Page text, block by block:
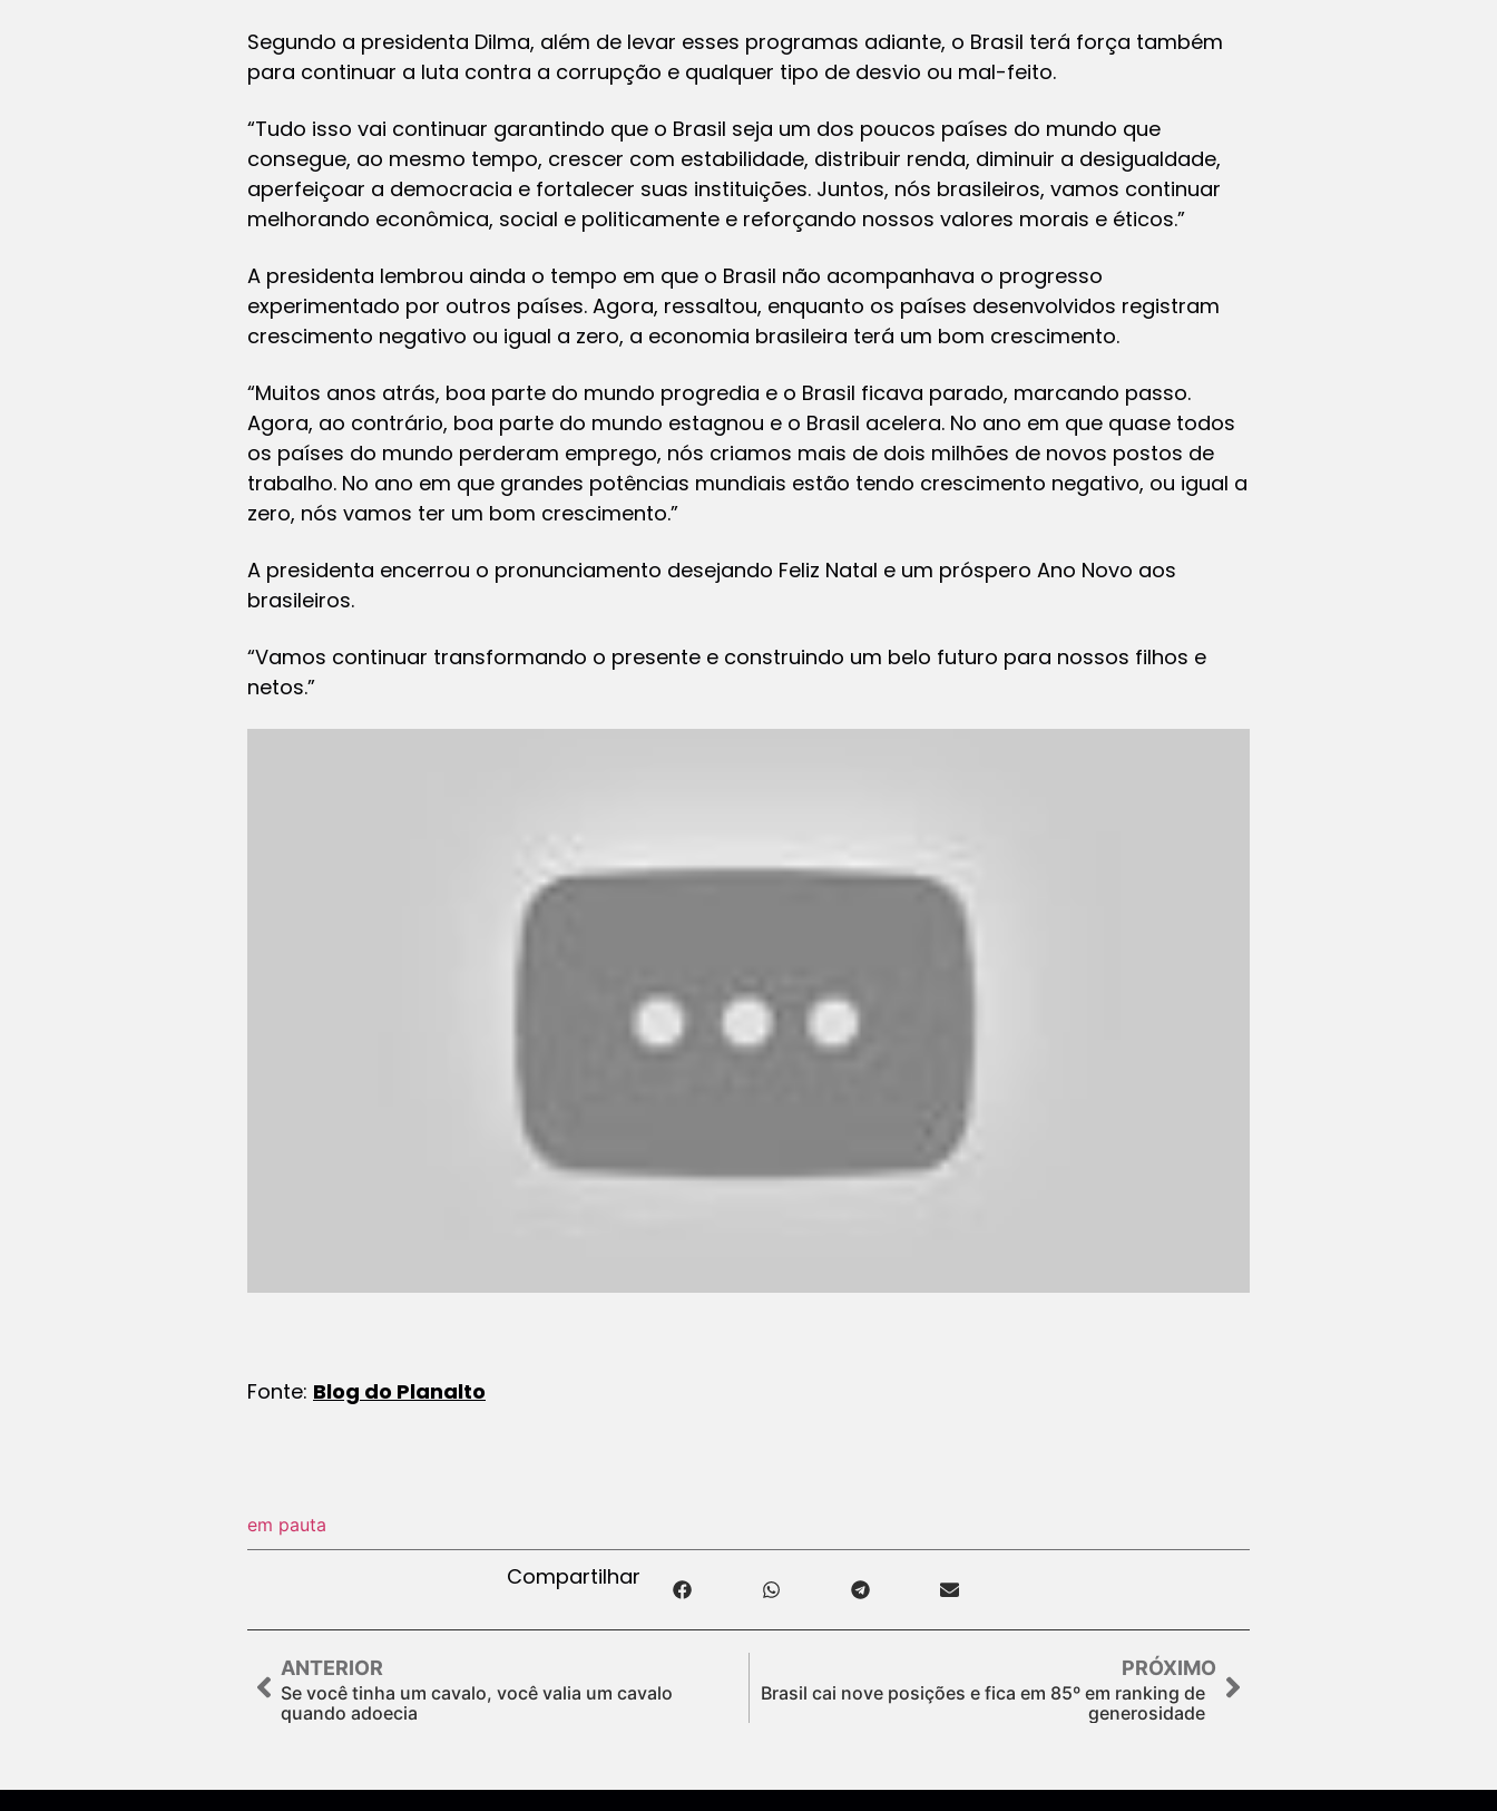
Segundo a presidenta Dilma, além de levar esses programas adiante, o Brasil terá força também
para continuar a luta contra a corrupção e qualquer tipo de desvio ou mal-feito.
“Tudo isso vai continuar garantindo que o Brasil seja um dos poucos países do mundo que
consegue, ao mesmo tempo, crescer com estabilidade, distribuir renda, diminuir a desigualdade,
aperfeiçoar a democracia e fortalecer suas instituições. Juntos, nós brasileiros, vamos continuar
melhorando econômica, social e politicamente e reforçando nossos valores morais e éticos.”
A presidenta lembrou ainda o tempo em que o Brasil não acompanhava o progresso
experimentado por outros países. Agora, ressaltou, enquanto os países desenvolvidos registram
crescimento negativo ou igual a zero, a economia brasileira terá um bom crescimento.
“Muitos anos atrás, boa parte do mundo progredia e o Brasil ficava parado, marcando passo.
Agora, ao contrário, boa parte do mundo estagnou e o Brasil acelera. No ano em que quase todos
os países do mundo perderam emprego, nós criamos mais de dois milhões de novos postos de
trabalho. No ano em que grandes potências mundiais estão tendo crescimento negativo, ou igual a
zero, nós vamos ter um bom crescimento.”
A presidenta encerrou o pronunciamento desejando Feliz Natal e um próspero Ano Novo aos
brasileiros.
“Vamos continuar transformando o presente e construindo um belo futuro para nossos filhos e
netos.”
Fonte: Blog do Planalto
em pauta
Compartilhar
ANTERIOR
Se você tinha um cavalo, você valia um cavalo
quando adoecia
PRÓXIMO
Brasil cai nove posições e fica em 85º em ranking de
generosidade